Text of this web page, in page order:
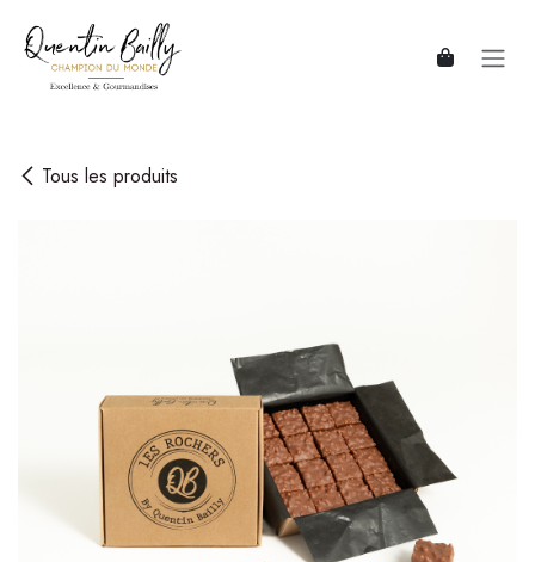
Tous les produits